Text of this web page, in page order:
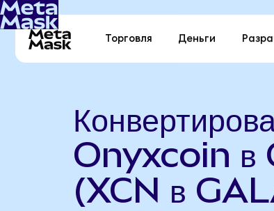
Торговля Деньги
Onyxcoin в
(XCN в